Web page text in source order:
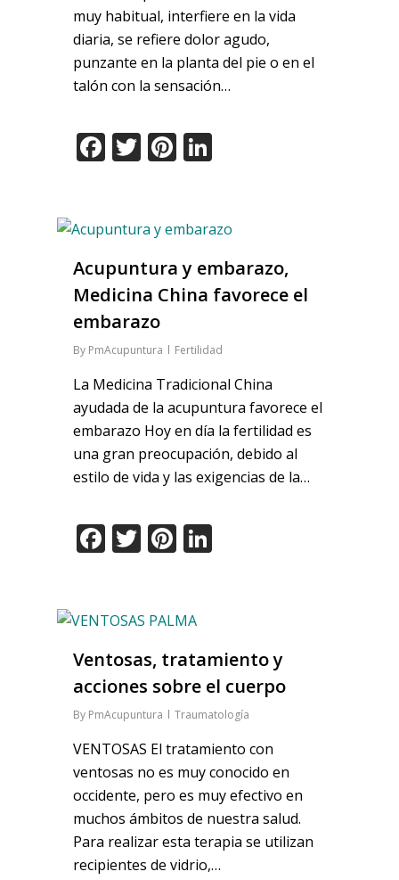
muy habitual, interfiere en la vida
diaria, se refiere dolor agudo,
punzante en la planta del pie o en el
talón con la sensación…
Facebook
TwitterPinterest
Acupuntura y embarazo,
Medicina China favorece el
embarazo
By PmAcupuntura Fertilidad
La Medicina Tradicional China
ayudada de la acupuntura favorece el
embarazo Hoy en día la fertilidad es
una gran preocupación, debido al
estilo de vida y las exigencias de la…
Facebook
TwitterPinterest
Ventosas, tratamiento y
acciones sobre el cuerpo
By PmAcupuntura Traumatología
VENTOSAS El tratamiento con
ventosas no es muy conocido en
occidente, pero es muy efectivo en
muchos ámbitos de nuestra salud.
Para realizar esta terapia se utilizan
recipientes de vidrio,…